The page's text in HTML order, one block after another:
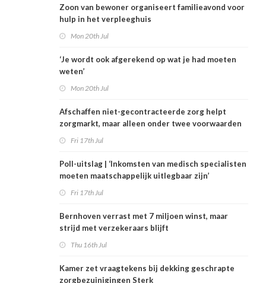
Zoon van bewoner organiseert familieavond voor
hulp in het verpleeghuis
Mon 20th Jul
‘Je wordt ook afgerekend op wat je had moeten
weten’
Mon 20th Jul
Afschaffen niet-gecontracteerde zorg helpt
zorgmarkt, maar alleen onder twee voorwaarden
Fri 17th Jul
Poll-uitslag | ‘Inkomsten van medisch specialisten
moeten maatschappelijk uitlegbaar zijn’
Fri 17th Jul
Bernhoven verrast met 7 miljoen winst, maar
strijd met verzekeraars blijft
Thu 16th Jul
Kamer zet vraagtekens bij dekking geschrapte
zorgbezuinigingen Sterk